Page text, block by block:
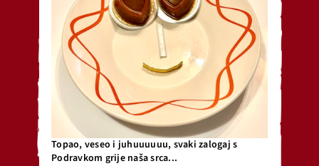
Topao, veseo i juhuuuuuu, svaki zalogaj s
Podravkom grije naša srca...